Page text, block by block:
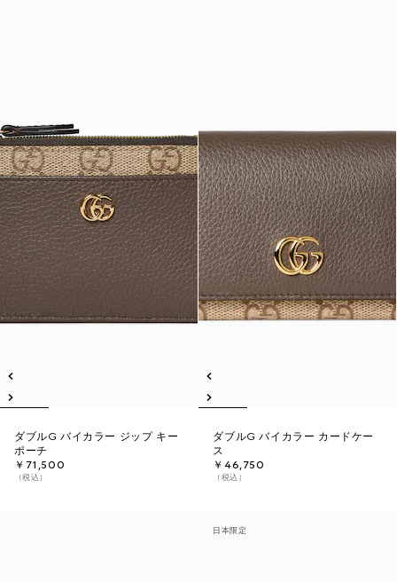
ダブルG バイカラー ジップ キー
ポーチ
￥71,500
（税込）
ダブルG バイカラー カードケー
ス
￥46,750
（税込）
日本限定